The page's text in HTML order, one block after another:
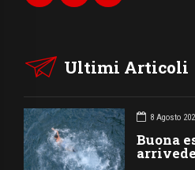
Ultimi Articoli
8 Agosto
Buona